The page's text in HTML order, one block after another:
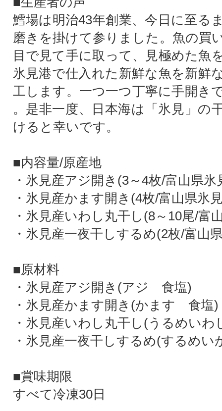
鱈場は明治43年創業、今日に至る
磨きを掛けて参りました。魚の買
目で見て手に取って、見極めた魚
氷見港で仕入れた新鮮な魚を新鮮
工します。一つ一つ丁寧に手開き
。是非一度、日本海は「氷見」の
けると幸いです。
■内容量/原産地
・氷見産アジ開き(3～4枚/富山県氷
・氷見産かます開き(4枚/富山県氷
・氷見産いわし丸干し(8～10尾/富
・氷見産一夜干しするめ(2枚/富山
■原材料
・氷見産アジ開き(アジ 食塩)
・氷見産かます開き(かます 食塩)
・氷見産いわし丸干し(うるめい
・氷見産一夜干しするめ(するめ
■賞味期限
すべて冷凍30日